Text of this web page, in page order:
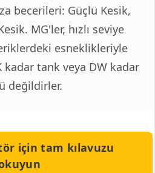
becerileri: Güçlü Kesik,
MG'ler, hızlı seviye
esneklikleriyle
kadar tank veya DW kadar
değildirler.
için tam kılavuzu